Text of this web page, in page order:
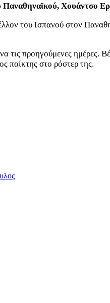
Παναθηναϊκού, Χουάντσο
του Ισπανού στον
προηγούμενες ημέρες.
παίκτης στο ρόστερ της.